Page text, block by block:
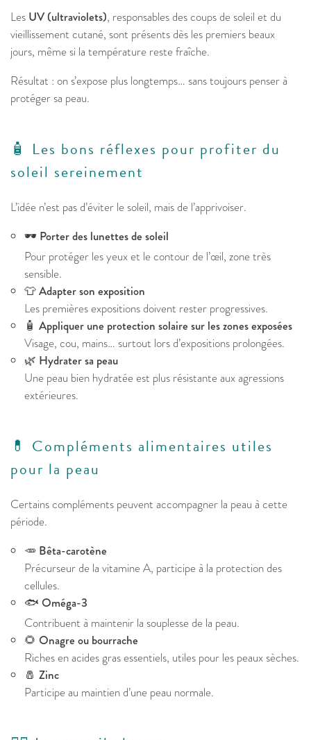
Les UV (ultraviolets), responsables des coups de soleil et du
vieillissement cutané, sont présents dès les premiers beaux
jours, même si la température reste fraîche.
Résultat : on s’expose plus longtemps… sans toujours penser à
protéger sa peau.
🧴 Les bons réflexes pour profiter du
soleil sereinement
L’idée n’est pas d’éviter le soleil, mais de l’apprivoiser.
🕶️ Porter des lunettes de soleil
Pour protéger les yeux et le contour de l’œil, zone très
sensible.
👕Adapter son exposition
Les premières expositions doivent rester progressives.
🧴 Appliquer une protection solaire sur les zones exposées
Visage, cou, mains… surtout lors d’expositions prolongées.
🌿 Hydrater sa peau
Une peau bien hydratée est plus résistante aux agressions
extérieures.
💊 Compléments alimentaires utiles
pour la peau
Certains compléments peuvent accompagner la peau à cette
période.
🥕 Bêta-carotène
Précurseur de la vitamine A, participe à la protection des
cellules.
🐟 Oméga-3
Contribuent à maintenir la souplesse de la peau.
🌻 Onagre ou bourrache
Riches en acides gras essentiels, utiles pour les peaux sèches.
🧂 Zinc
Participe au maintien d’une peau normale.